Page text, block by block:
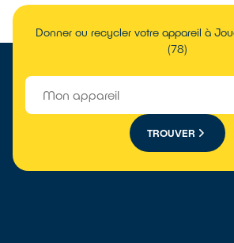
Donner ou recycler votre appareil à
(78)
TROUVER